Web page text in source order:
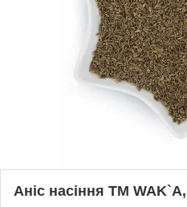
Аніс насіння TM